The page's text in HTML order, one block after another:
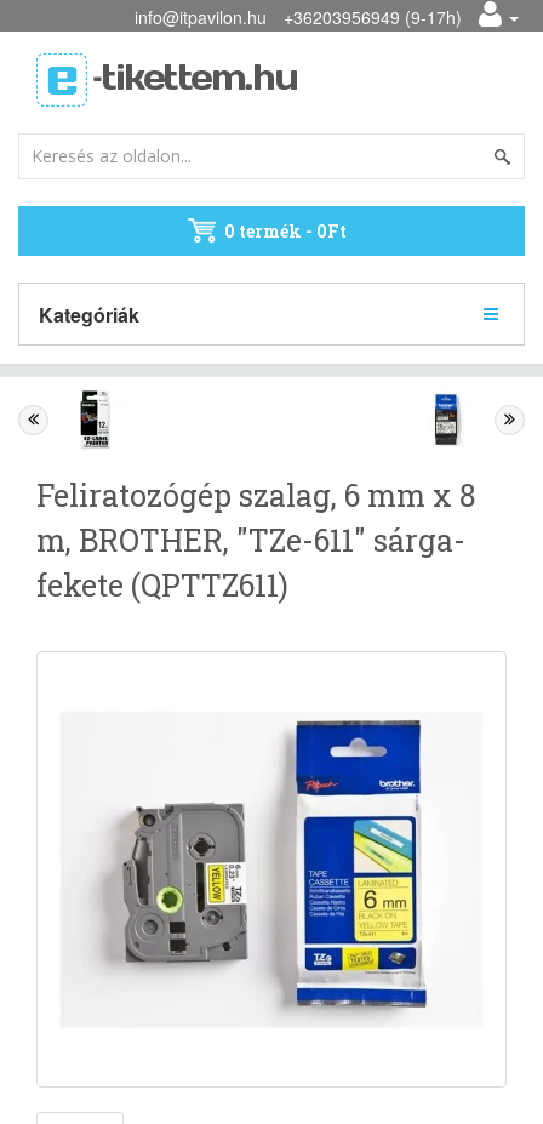
info@itpavilon.hu +36203956949 (9-17h)
0 termék - 0Ft
Kategóriák
Feliratozógép szalag, 6 mm x 8
m, BROTHER, "TZe-611" sárga-
fekete (QPTTZ611)